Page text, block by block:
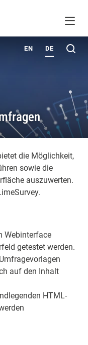
EN DE
MENÜ
die Möglichkeit,
sowie die
auszuwerten.
Webinterface
getestet werden.
auf den Inhalt
HTML-